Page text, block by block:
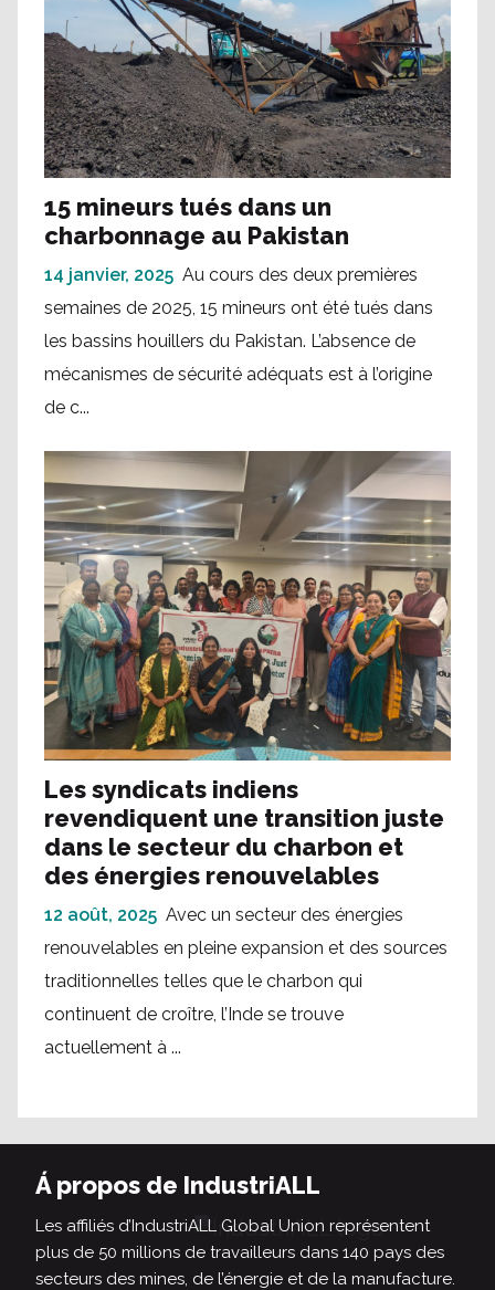
15 mineurs tués dans un
charbonnage au Pakistan
14 janvier, 2025 Au cours des deux premières
semaines de 2025, 15 mineurs ont été tués dans
les bassins houillers du Pakistan. L’absence de
mécanismes de sécurité adéquats est à l’origine
de c...
Les syndicats indiens
revendiquent une transition juste
dans le secteur du charbon et
des énergies renouvelables
12 août, 2025 Avec un secteur des énergies
renouvelables en pleine expansion et des sources
traditionnelles telles que le charbon qui
continuent de croître, l’Inde se trouve
actuellement à ...
Á propos de IndustriALL
Les affiliés d’IndustriALL Global Union représentent
plus de 50 millions de travailleurs dans 140 pays des
secteurs des mines, de l’énergie et de la manufacture.